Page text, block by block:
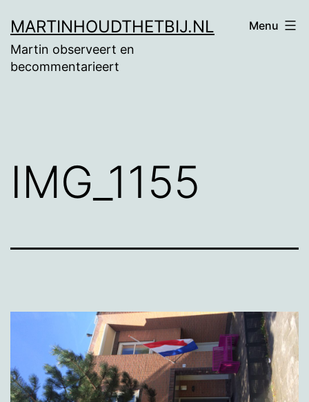
naar
de
MARTINHOUDTHETBIJ.NL
Martin observeert en
becommentarieert
Menu
IMG_1155